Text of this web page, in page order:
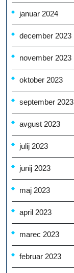
januar 2024
december 2023
november 2023
oktober 2023
september 2023
avgust 2023
julij 2023
junij 2023
maj 2023
april 2023
marec 2023
februar 2023